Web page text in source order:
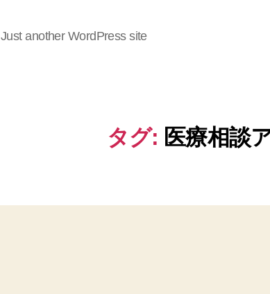
Just another WordPress site
タグ: 医療相談